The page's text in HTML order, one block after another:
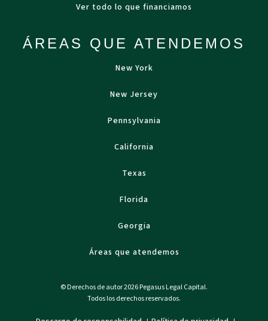
Ver todo lo que financiamos
ÁREAS QUE ATENDEMOS
New York
New Jersey
Pennsylvania
California
Texas
Florida
Georgia
Áreas que atendemos
© Derechos de autor 2026 Pegasus Legal Capital.
Todos los derechos reservados.